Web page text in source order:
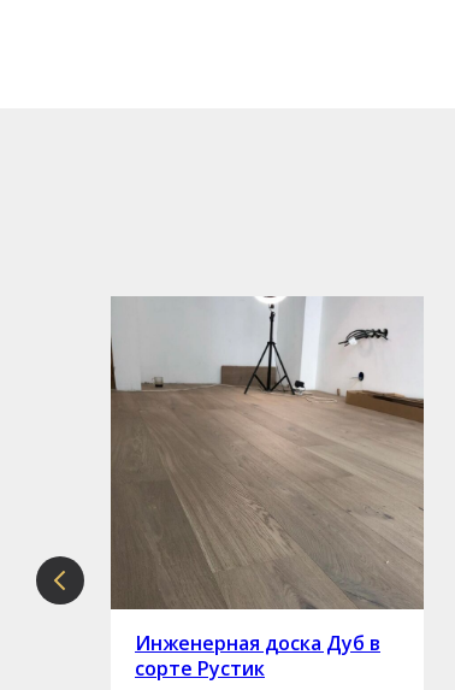
Инженерная доска Дуб в
сорте Рустик